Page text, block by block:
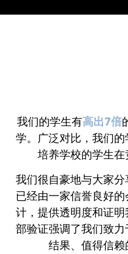
我们的学生有高出7倍
学。广泛对比，我们
培养学校的学生在
我们很自豪地与大家
已经由一家信誉良好
计，提供透明度和证
部验证强调了我们致
结果、值得信赖